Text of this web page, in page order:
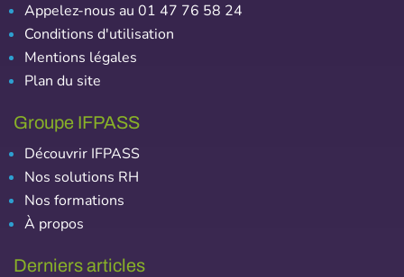
Appelez-nous au 01 47 76 58 24
Conditions d'utilisation
Mentions légales
Plan du site
Groupe IFPASS
Découvrir IFPASS
Nos solutions RH
Nos formations
À propos
Derniers articles